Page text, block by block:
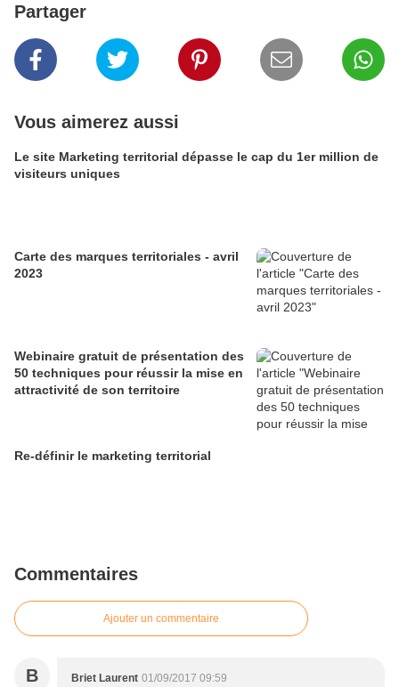
Partager
Vous aimerez aussi
Le site Marketing territorial dépasse le cap du 1er million de
visiteurs uniques
Carte des marques territoriales - avril
2023
Webinaire gratuit de présentation des
50 techniques pour réussir la mise en
attractivité de son territoire
Re-définir le marketing territorial
Commentaires
Ajouter un commentaire
B Briet Laurent 01/09/2017 09:59